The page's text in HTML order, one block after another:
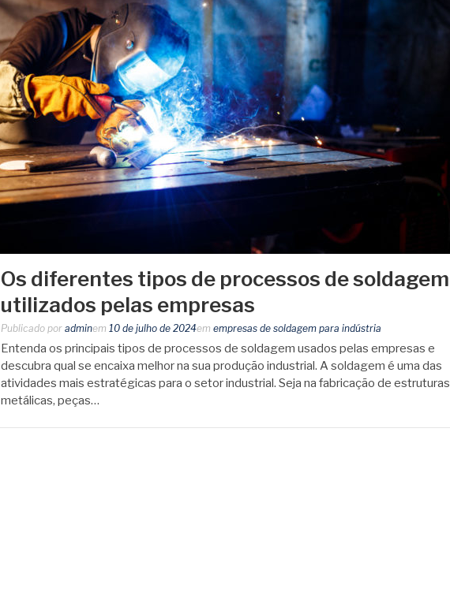
Os diferentes tipos de processos de soldagem
utilizados pelas empresas
Publicado por adminem 10 de julho de 2024em empresas de soldagem para indústria
Entenda os principais tipos de processos de soldagem usados pelas empresas e
descubra qual se encaixa melhor na sua produção industrial. A soldagem é uma das
atividades mais estratégicas para o setor industrial. Seja na fabricação de estruturas
metálicas, peças…